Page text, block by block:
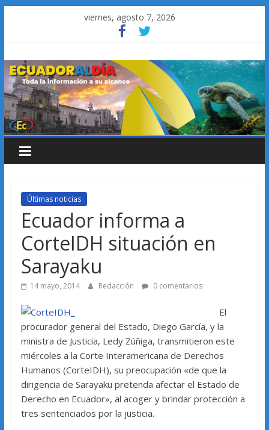
viernes, agosto 7, 2026
Últimas noticias
Ecuador informa a
CorteIDH situación en
Sarayaku
14 mayo, 2014 Redacción 0 comentarios
El
procurador general del Estado, Diego García, y la
ministra de Justicia, Ledy Zúñiga, transmitieron este
miércoles a la Corte Interamericana de Derechos
Humanos (CorteIDH), su preocupación «de que la
dirigencia de Sarayaku pretenda afectar el Estado de
Derecho en Ecuador», al acoger y brindar protección a
tres sentenciados por la justicia.